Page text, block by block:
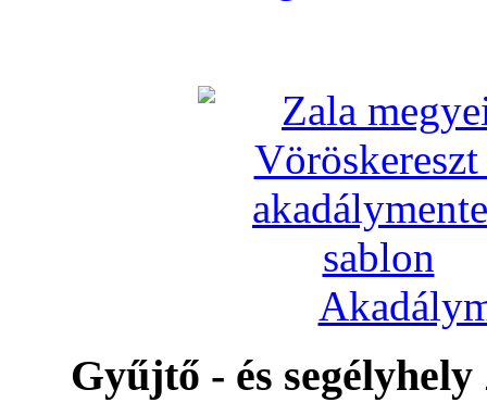
Gyűjtő - és segélyhely